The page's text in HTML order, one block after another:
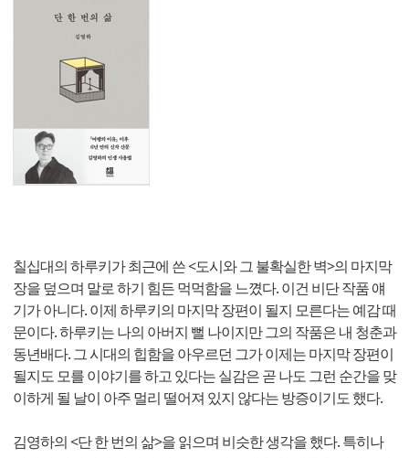
칠십대의 하루키가 최근에 쓴 <도시와 그 불확실한 벽>의 마지막
장을 덮으며 말로 하기 힘든 먹먹함을 느꼈다. 이건 비단 작품 얘
기가 아니다. 이제 하루키의 마지막 장편이 될지 모른다는 예감 때
문이다. 하루키는 나의 아버지 뻘 나이지만 그의 작품은 내 청춘과
동년배다. 그 시대의 힙함을 아우르던 그가 이제는 마지막 장편이
될지도 모를 이야기를 하고 있다는 실감은 곧 나도 그런 순간을 맞
이하게 될 날이 아주 멀리 떨어져 있지 않다는 방증이기도 했다.
김영하의 <단 한 번의 삶>을 읽으며 비슷한 생각을 했다. 특히나